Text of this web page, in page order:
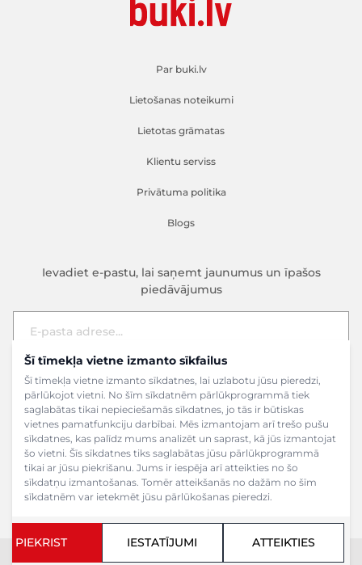
Šī tīmekļa vietne izmanto sīkfailus
Šī tīmekļa vietne izmanto sīkdatnes, lai uzlabotu jūsu pieredzi,
pārlūkojot vietni. No šīm sīkdatnēm pārlūkprogrammā tiek
saglabātas tikai nepieciešamās sīkdatnes, jo tās ir būtiskas
vietnes pamatfunkciju darbībai. Mēs izmantojam arī trešo pušu
sīkdatnes, kas palīdz mums analizēt un saprast, kā jūs izmantojat
šo vietni. Šīs sīkdatnes tiks saglabātas jūsu pārlūkprogrammā
tikai ar jūsu piekrišanu. Jums ir iespēja arī atteikties no šo
sīkdatņu izmantošanas. Tomēr atteikšanās no dažām no šīm
sīkdatnēm var ietekmēt jūsu pārlūkošanas pieredzi.
PIEKRIST IESTATĪJUMI ATTEIKTIES
Par buki.lv
Lietošanas noteikumi
Lietotas grāmatas
Klientu serviss
Privātuma politika
Blogs
Ievadiet e-pastu, lai saņemt jaunumus un īpašos
piedāvājumus
E-pasta adrese
Pieteikties